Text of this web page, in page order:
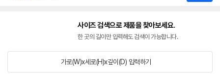
사이즈 검색으로 제품을 찾아보세요.
한 곳의 길이만 입력해도 검색이 가능합니다.
가로(W)x세로(H)x깊이(D) 입력하기